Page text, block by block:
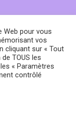
Web pour vous
vos
cliquant sur « Tout
TOUS les
« Paramètres
contrôlé